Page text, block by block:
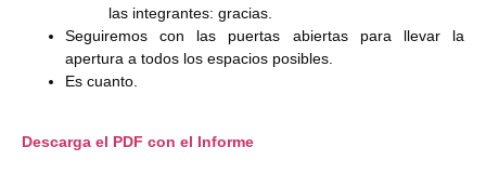
las integrantes: gracias.
Seguiremos con las puertas abiertas para llevar la
apertura a todos los espacios posibles.
Es cuanto.
Descarga el PDF con el Informe